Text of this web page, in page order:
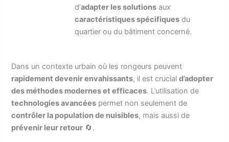
d’adapter les solutionsaux
caractéristiques spécifiquesdu
quartier ou du bâtiment concerné.
Dans un contexte urbain où les rongeurs peuvent
rapidement devenir envahissants, il est cruciald’adopter
des méthodes modernes et efficaces. L’utilisation de
technologies avancées permet non seulement de
contrôler la population de nuisibles, mais aussi de
prévenir leur retour 🔄.